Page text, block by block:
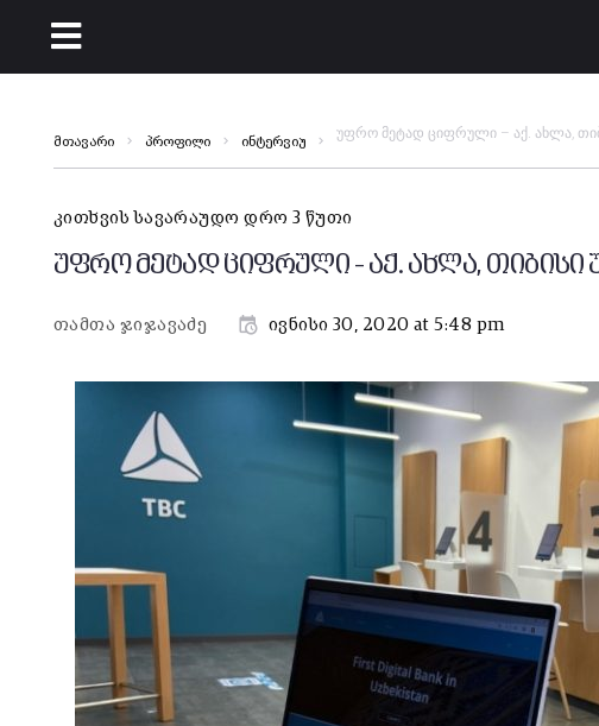
მთავარი პროფილი ინტერვიუ
უფრო მეტად ციფრული – აქ. ახლა,
კითხვის სავარაუდო დრო 3 წუთი
უფრო მეტად ციფრული – აქ. ახლა, თიბისი
თამთა ჯიჯავაძე ივნისი 30, 2020 at 5:48 pm